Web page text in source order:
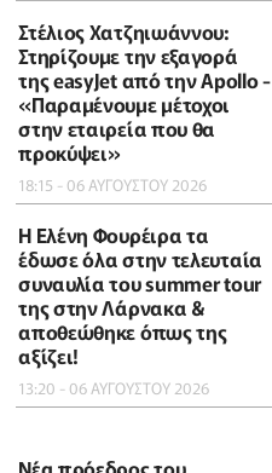
Στέλιος Χατζηιωάννου:
Στηρίζουμε την εξαγορά
της easyJet από την Apollo -
«Παραμένουμε μέτοχοι
στην εταιρεία που θα
προκύψει»
18:15 - 06 ΑΥΓΟΥΣΤΟΥ 2026
Η Ελένη Φουρέιρα τα
έδωσε όλα στην τελευταία
συναυλία του summer tour
της στην Λάρνακα &
αποθεώθηκε όπως της
αξίζει!
13:20 - 06 ΑΥΓΟΥΣΤΟΥ 2026